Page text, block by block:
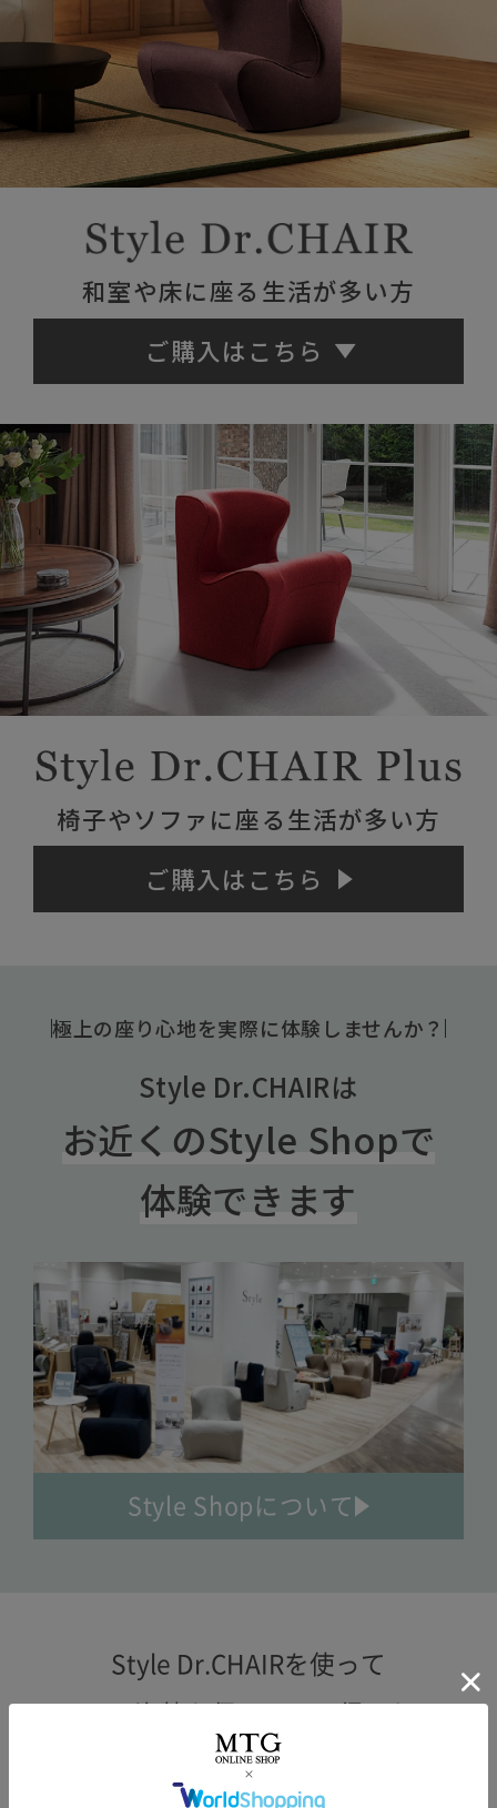
和室や床に座る生活が多い方
ご購入はこちら
椅子やソファに座る生活が多い方
ご購入はこちら
極上の座り心地を実際に体験しませんか？
Style Dr.CHAIRは
お近くのStyle Shopで
体験できます
Style Shopについて
Style Dr.CHAIRを使って
3つのメリット